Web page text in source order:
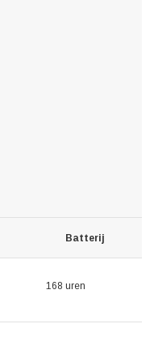
Batterij
168 uren